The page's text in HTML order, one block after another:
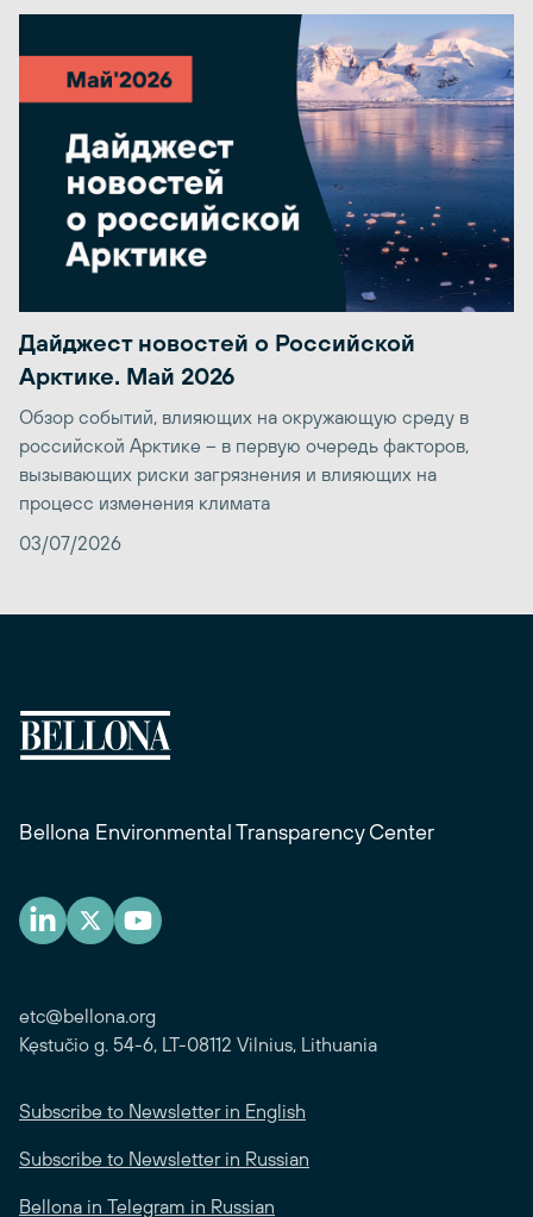
Дайджест новостей о Российской
Арктике. Май 2026
Обзор событий, влияющих на окружающую среду в
российской Арктике – в первую очередь факторов,
вызывающих риски загрязнения и влияющих на
процесс изменения климата
03/07/2026
Bellona Environmental Transparency Center
etc@bellona.org
Kęstučio g. 54-6, LT-08112 Vilnius, Lithuania
Subscribe to Newsletter in English
Subscribe to Newsletter in Russian
Bellona in Telegram in Russian